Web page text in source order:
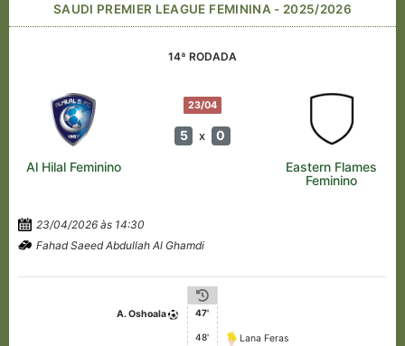
SAUDI PREMIER LEAGUE FEMININA - 2025/2026
14ª RODADA
23/04
5 x 0
Al Hilal Feminino
Eastern Flames
Feminino
23/04/2026 às 14:30
Fahad Saeed Abdullah Al Ghamdi
A. Oshoala 47'
48' Lana Feras